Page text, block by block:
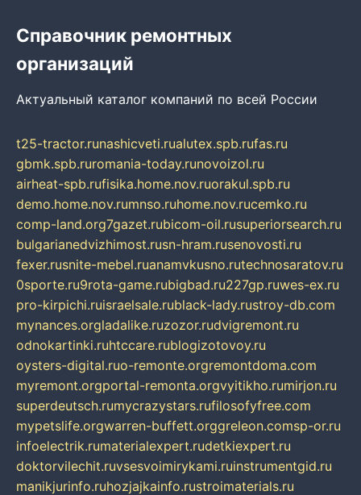
Справочник ремонтных
организаций
Актуальный каталог компаний по всей России
t25-tractor.runashicveti.rualutex.spb.rufas.ru
gbmk.spb.ruromania-today.runovoizol.ru
airheat-spb.rufisika.home.nov.ruorakul.spb.ru
demo.home.nov.rumnso.ruhome.nov.rucemko.ru
comp-land.org7gazet.rubicom-oil.rusuperiorsearch.ru
bulgarianedvizhimost.rusn-hram.rusenovosti.ru
fexer.rusnite-mebel.ruanamvkusno.rutechnosaratov.ru
0sporte.ru9rota-game.rubigbad.ru227gp.ruwes-ex.ru
pro-kirpichi.ruisraelsale.rublack-lady.rustroy-db.com
mynances.orgladalike.ruzozor.rudvigremont.ru
odnokartinki.ruhtccare.rublogizotovoy.ru
oysters-digital.ruo-remonte.orgremontdoma.com
myremont.orgportal-remonta.orgvyitikho.rumirjon.ru
superdeutsch.rumycrazystars.rufilosofyfree.com
mypetslife.orgwarren-buffett.orggreleon.comsp-or.ru
infoelectrik.rumaterialexpert.rudetkiexpert.ru
doktorvilechit.ruvsesvoimirykami.ruinstrumentgid.ru
manikjurinfo.ruhozjajkainfo.rustroimaterials.ru